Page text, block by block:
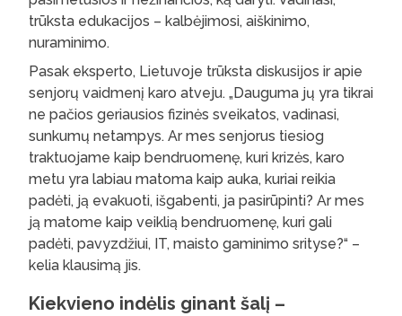
trūksta edukacijos – kalbėjimosi, aiškinimo,
nuraminimo.
Pasak eksperto, Lietuvoje trūksta diskusijos ir apie
senjorų vaidmenį karo atveju. „Dauguma jų yra tikrai
ne pačios geriausios fizinės sveikatos, vadinasi,
sunkumų netampys. Ar mes senjorus tiesiog
traktuojame kaip bendruomenę, kuri krizės, karo
metu yra labiau matoma kaip auka, kuriai reikia
padėti, ją evakuoti, išgabenti, ja pasirūpinti? Ar mes
ją matome kaip veiklią bendruomenę, kuri gali
padėti, pavyzdžiui, IT, maisto gaminimo srityse?“ –
kelia klausimą jis.
Kiekvieno indėlis ginant šalį –